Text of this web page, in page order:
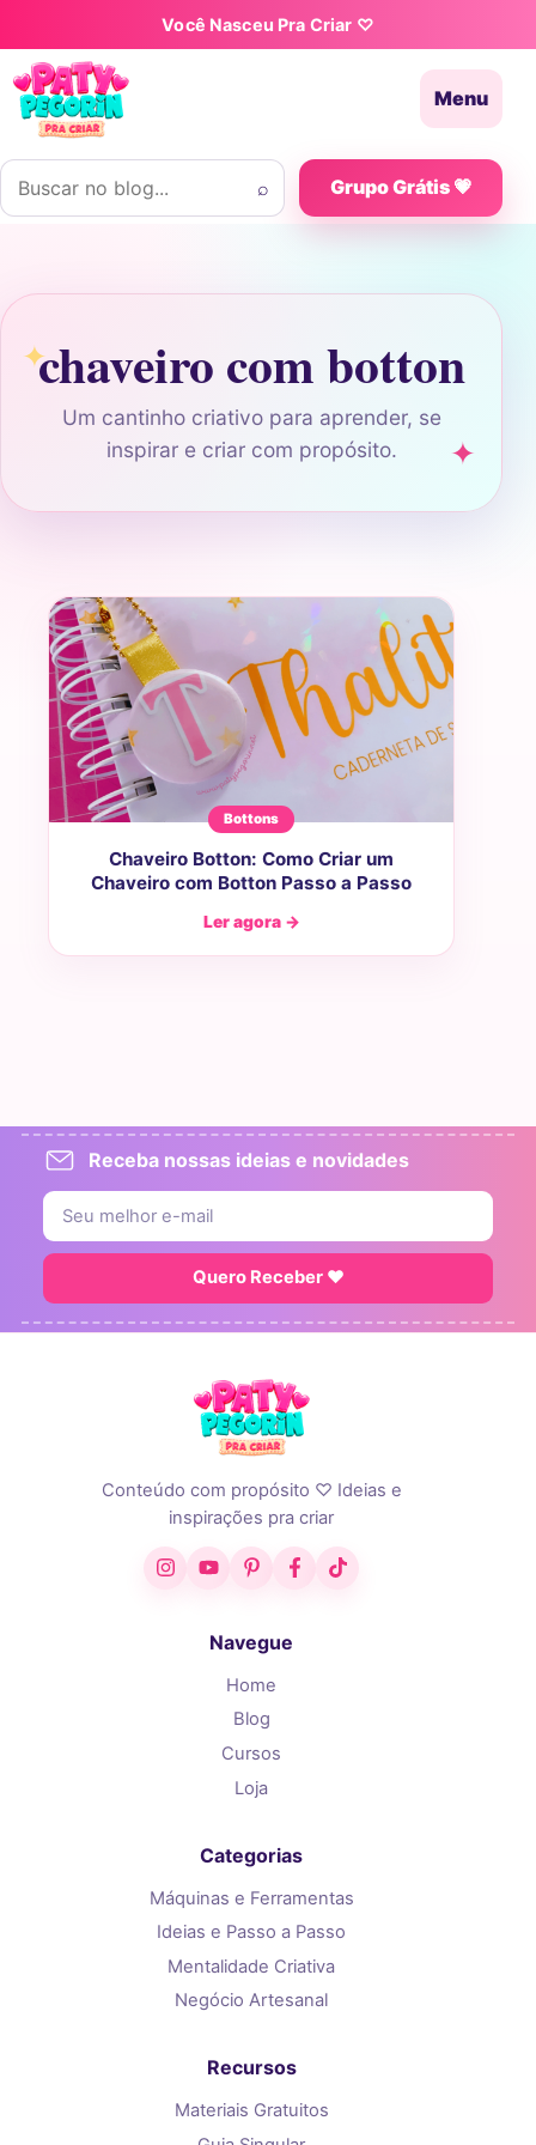
Pular para o conteúdoVocê Nasceu Pra Criar ♡
Menu
Buscar por:
⌕ Grupo Grátis 💗
chaveiro com botton
Um cantinho criativo para aprender, se
inspirar e criar com propósito.
Bottons
Chaveiro Botton: Como Criar um
Chaveiro com Botton Passo a Passo
Ler agora →
Receba nossas ideias e novidades
Quero Receber ♥
Conteúdo com propósito ♡ Ideias e
inspirações pra criar
InstagramYouTubePinterestFacebook
TikTok
Navegue
Home
Blog
Cursos
Loja
Categorias
Máquinas e Ferramentas
Ideias e Passo a Passo
Mentalidade Criativa
Negócio Artesanal
Recursos
Materiais Gratuitos